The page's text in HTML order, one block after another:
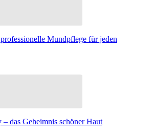
Mundpflege für jeden
das Geheimnis schöner Haut